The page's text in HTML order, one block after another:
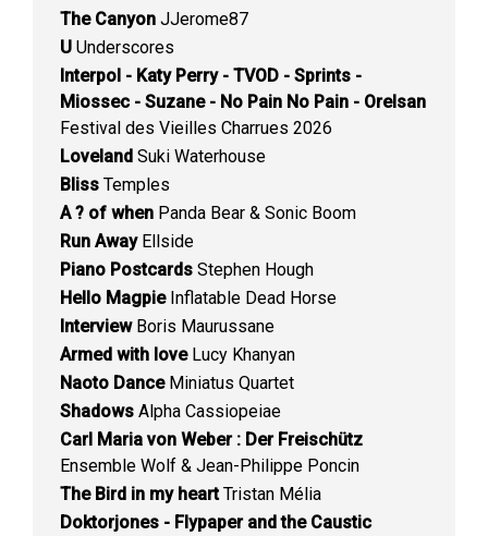
The Canyon JJerome87
U Underscores
Interpol - Katy Perry - TVOD - Sprints -
Miossec - Suzane - No Pain No Pain - Orelsan
Festival des Vieilles Charrues 2026
Loveland Suki Waterhouse
Bliss Temples
A ? of when Panda Bear & Sonic Boom
Run AwayEllside
Piano Postcards Stephen Hough
Hello MagpieInflatable Dead Horse
InterviewBoris Maurussane
Armed with loveLucy Khanyan
Naoto DanceMiniatus Quartet
Shadows Alpha Cassiopeiae
Carl Maria von Weber : Der Freischütz
Ensemble Wolf & Jean-Philippe Poncin
The Bird in my heartTristan Mélia
Doktorjones - Flypaper and the Caustic